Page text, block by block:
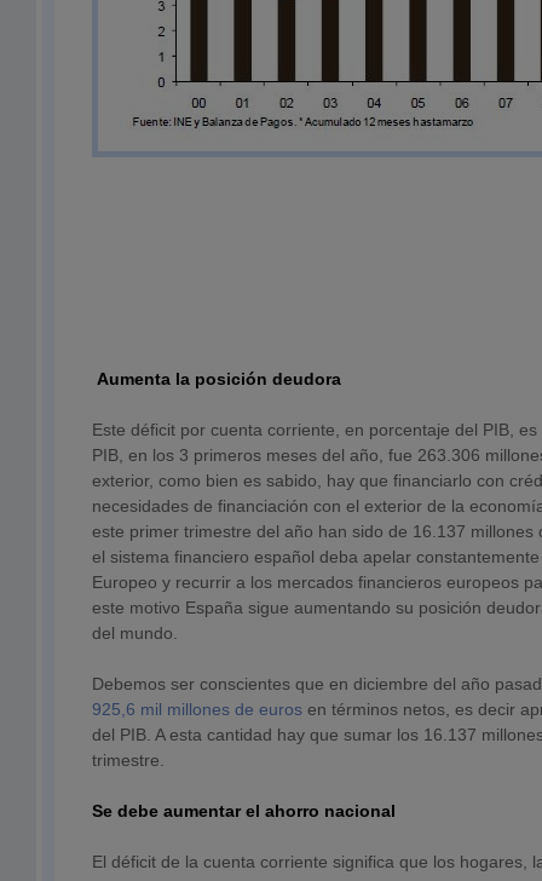
Aumenta la posición deudora
Este déficit por cuenta corriente, en porcentaje del PIB,
PIB, en los 3 primeros meses del año, fue 263.306
exterior, como bien es sabido, hay que financiarlo con
necesidades de financiación con el exterior de la
este primer trimestre del año han sido de 16.137 millones
el sistema financiero español deba apelar
Europeo y recurrir a los mercados financieros europeos
este motivo España sigue aumentando su posición
del mundo.
Debemos ser conscientes que en diciembre del año
925,6 mil millones de euros en términos netos, es decir
del PIB. A esta cantidad hay que sumar los 16.137
trimestre.
Se debe aumentar el ahorro nacional
El déficit de la cuenta corriente significa que los hogares,